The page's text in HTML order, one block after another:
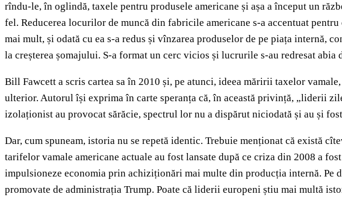
rîndu-le, în oglindă, taxele pentru produsele americane și așa a început un
fel. Reducerea locurilor de muncă din fabricile americane s-a accentuat
mai mult, și odată cu ea s-a redus și vînzarea produselor de pe piața internă,
la creșterea șomajului. S-a format un cerc vicios și lucrurile s-au redresat
Bill Fawcett a scris cartea sa în 2010 și, pe atunci, ideea măririi taxelor
ulterior. Autorul își exprima în carte speranța că, în această privință, „liderii
izolaționist au provocat sărăcie, spectrul lor nu a dispărut niciodată și au și
Dar, cum spuneam, istoria nu se repetă identic. Trebuie menționat că există
tarifelor vamale americane actuale au fost lansate după ce criza din 2008 a
impulsioneze economia prin achiziționări mai multe din producția internă. Pe
promovate de administrația Trump. Poate că liderii europeni știu mai multă